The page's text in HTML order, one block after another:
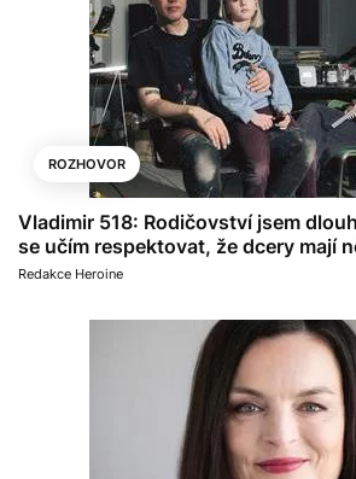
ROZHOVOR
Vladimir 518: Rodičovství jsem
se učím respektovat, že dcery mají
Redakce Heroine